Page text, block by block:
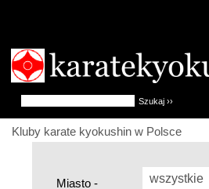
Kluby karate kyokushin w Polsce
Miasto -